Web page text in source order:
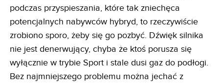
podczas przyspieszania, które tak zniechęca
potencjalnych nabywców hybryd, to rzeczywiście
zrobiono sporo, żeby się go pozbyć. Dźwięk silnika
nie jest denerwujący, chyba że ktoś porusza się
wyłącznie w trybie Sport i stale dusi gaz do podłogi.
Bez najmniejszego problemu można jechać z